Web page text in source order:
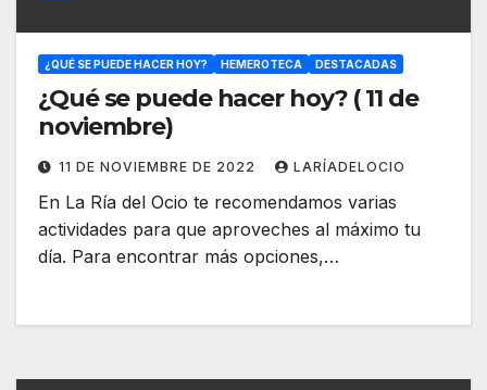
¿QUÉ SE PUEDE HACER HOY? HEMEROTECA DESTACADAS
¿Qué se puede hacer hoy? ( 11 de
noviembre)
11 DE NOVIEMBRE DE 2022 LARÍADELOCIO
En La Ría del Ocio te recomendamos varias
actividades para que aproveches al máximo tu
día. Para encontrar más opciones,…